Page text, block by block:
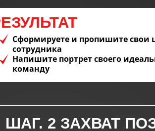
У вас появится четкое
также стратегия и цели,
салоне в 2023 году.
вашего
Сформируете и пропишите свои
сотрудника
Напишите портрет своего
команду
ШАГ. 2 ЗАХВАТ